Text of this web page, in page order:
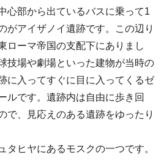
心部から出ているバスに乗って1
がアイザノイ遺跡です。この辺り
ローマ帝国の支配下にありまし
技場や劇場といった建物が当時の
に入ってすぐに目に入ってくるゼ
ルです。遺跡内は自由に歩き回
で、見応えのある遺跡をゆったり
タヒヤにあるモスクの一つです。